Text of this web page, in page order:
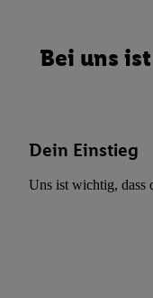
Bei uns
Dein Einstieg
Uns ist wichtig, dass